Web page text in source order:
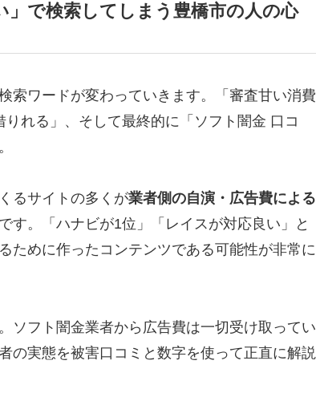
」で検索してしまう豊橋市の人の心
索ワードが変わっていきます。「審査甘い消費
れる」、そして最終的に「ソフト闇金 口コ
るサイトの多くが業者側の自演・広告費による
す。「ハナビが1位」「レイスが対応良い」と
ために作ったコンテンツである可能性が非常に
ソフト闇金業者から広告費は一切受け取ってい
の実態を被害口コミと数字を使って正直に解説